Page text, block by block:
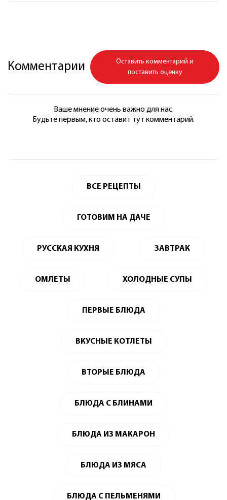
Комментарии
Оставить комментарий и
поставить оценку
Ваше мнение очень важно для нас.
Будьте первым, кто оставит тут комментарий.
ВСЕ РЕЦЕПТЫ
ГОТОВИМ НА ДАЧЕ
РУССКАЯ КУХНЯ ЗАВТРАК
ОМЛЕТЫ ХОЛОДНЫЕ СУПЫ
ПЕРВЫЕ БЛЮДА
ВКУСНЫЕ КОТЛЕТЫ
ВТОРЫЕ БЛЮДА
БЛЮДА С БЛИНАМИ
БЛЮДА ИЗ МАКАРОН
БЛЮДА ИЗ МЯСА
БЛЮДА С ПЕЛЬМЕНЯМИ